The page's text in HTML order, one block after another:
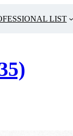
LIST